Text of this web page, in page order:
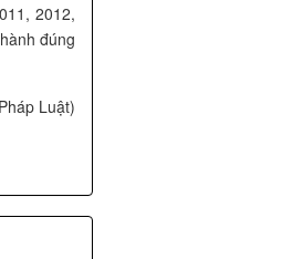
2012,
đúng
Luật)